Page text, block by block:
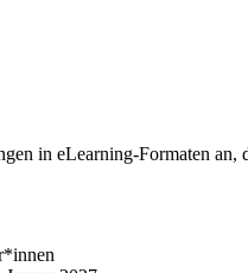
in eLearning-Formaten